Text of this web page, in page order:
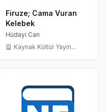
Firuze; Cama Vuran
Kelebek
Hüdayi Can
Kaynak Kültür Yayın...